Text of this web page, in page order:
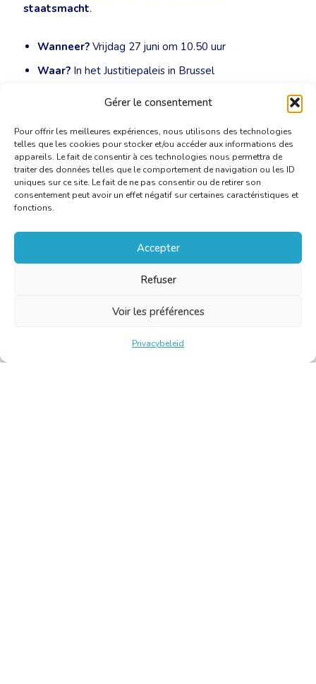
Gérer le consentement
Pour offrir les meilleures expériences, nous utilisons des technologies
telles que les cookies pour stocker et/ou accéder aux informations des
appareils. Le fait de consentir à ces technologies nous permettra de
traiter des données telles que le comportement de navigation ou les ID
uniques sur ce site. Le fait de ne pas consentir ou de retirer son
consentement peut avoir un effet négatif sur certaines caractéristiques et
fonctions.
Accepter
Refuser
Voir les préférences
Privacybeleid
staatsmacht.
Wanneer? Vrijdag 27 juni om 10.50 uur
Waar? In het Justitiepaleis in Brussel
WikiM0tty, CC BY-SA 2.0